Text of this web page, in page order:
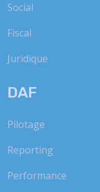
Social
Fiscal
Juridique
DAF
Pilotage
Reporting
Performance